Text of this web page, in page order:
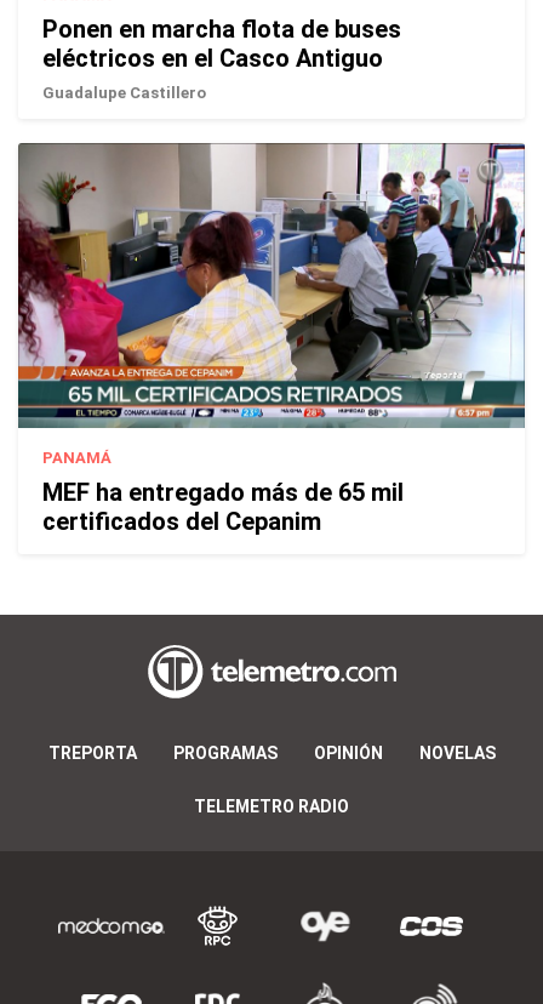
Ponen en marcha flota de buses
eléctricos en el Casco Antiguo
Guadalupe Castillero
PANAMÁ
MEF ha entregado más de 65 mil
certificados del Cepanim
TREPORTA PROGRAMAS OPINIÓN NOVELAS
TELEMETRO RADIO